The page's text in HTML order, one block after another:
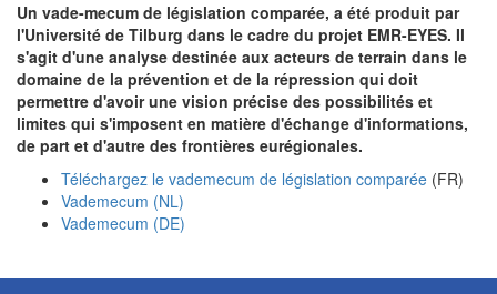
Un vade-mecum de législation comparée, a été produit par
l'Université de Tilburg dans le cadre du projet EMR-EYES. Il
s'agit d'une analyse destinée aux acteurs de terrain dans le
domaine de la prévention et de la répression qui doit
permettre d'avoir une vision précise des possibilités et
limites qui s'imposent en matière d'échange d'informations,
de part et d'autre des frontières eurégionales.
Téléchargez le vademecum de législation comparée (FR)
Vademecum (NL)
Vademecum (DE)